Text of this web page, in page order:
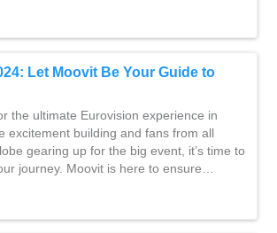
Let Moovit Be Your Guide to
the ultimate Eurovision experience in
excitement building and fans from all
gearing up for the big event, it’s time to
journey. Moovit is here to ensure…